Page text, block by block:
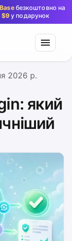
Baseбезкоштовно на
$9 у подарунок
2026 р.
який